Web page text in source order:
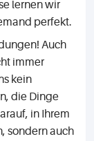
lernen wir
perfekt.
Auch
immer
kein
die Dinge
in Ihrem
sondern auch